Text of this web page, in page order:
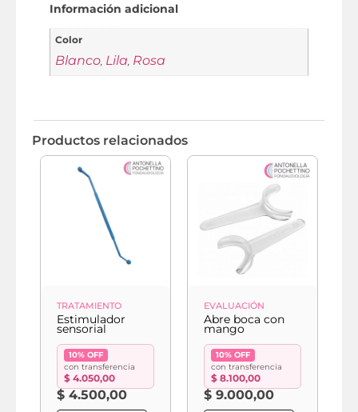
Información adicional
Color
Blanco, Lila, Rosa
Productos relacionados
TRATAMIENTO
Estimulador
sensorial
10% OFF
con transferencia
$ 4.050,00
$ 4.500,00
EVALUACIÓN
Abre boca con
mango
10% OFF
con transferencia
$ 8.100,00
$ 9.000,00